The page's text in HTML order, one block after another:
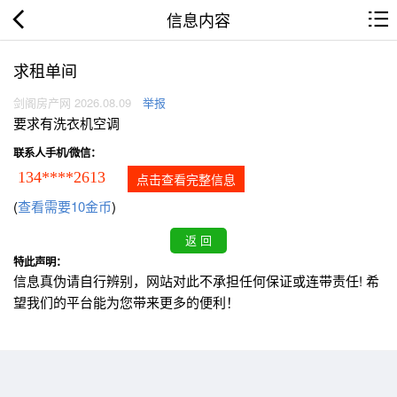
信息内容
求租单间
剑阁房产网 2026.08.09 举报
要求有洗衣机空调
联系人手机/微信：
134****2613 点击查看完整信息
(查看需要10金币)
特此声明：
信息真伪请自行辨别，网站对此不承担任何保证或连带责任! 希
望我们的平台能为您带来更多的便利！